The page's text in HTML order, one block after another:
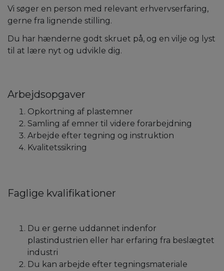
Vi søger en person med relevant erhvervserfaring,
gerne fra lignende stilling.
Du har hænderne godt skruet på, og en vilje og lyst
til at lære nyt og udvikle dig.
Arbejdsopgaver
Opkortning af plastemner
Samling af emner til videre forarbejdning
Arbejde efter tegning og instruktion
Kvalitetssikring
Faglige kvalifikationer
Du er gerne uddannet indenfor
plastindustrien eller har erfaring fra beslægtet
industri
Du kan arbejde efter tegningsmateriale